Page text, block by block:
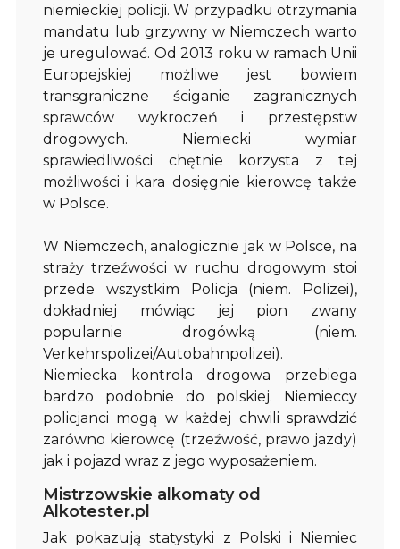
niemieckiej policji. W przypadku otrzymania
mandatu lub grzywny w Niemczech warto
je uregulować. Od 2013 roku w ramach Unii
Europejskiej możliwe jest bowiem
transgraniczne ściganie zagranicznych
sprawców wykroczeń i przestępstw
drogowych. Niemiecki wymiar
sprawiedliwości chętnie korzysta z tej
możliwości i kara dosięgnie kierowcę także
w Polsce.
W Niemczech, analogicznie jak w Polsce, na
straży trzeźwości w ruchu drogowym stoi
przede wszystkim Policja (niem. Polizei),
dokładniej mówiąc jej pion zwany
popularnie drogówką (niem.
Verkehrspolizei/Autobahnpolizei).
Niemiecka kontrola drogowa przebiega
bardzo podobnie do polskiej. Niemieccy
policjanci mogą w każdej chwili sprawdzić
zarówno kierowcę (trzeźwość, prawo jazdy)
jak i pojazd wraz z jego wyposażeniem.
Mistrzowskie alkomaty od
Alkotester.pl
Jak pokazują statystyki z Polski i Niemiec